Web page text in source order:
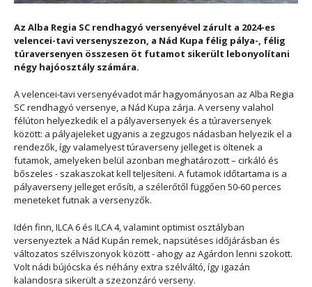
Az Alba Regia SC rendhagyó versenyével zárult a 2024-es
velencei-tavi versenyszezon, a Nád Kupa félig pálya-, félig
túraversenyen összesen öt futamot sikerült lebonyolítani
négy hajóosztály számára.
A velencei-tavi versenyévadot már hagyományosan az Alba Regia
SC rendhagyó versenye, a Nád Kupa zárja. A verseny valahol
félúton helyezkedik el a pályaversenyek és a túraversenyek
között: a pályajeleket ugyanis a zegzugos nádasban helyezik el a
rendezők, így valamelyest túraverseny jelleget is öltenek a
futamok, amelyeken belül azonban meghatározott – cirkáló és
bőszeles - szakaszokat kell teljesíteni. A futamok időtartama is a
pályaverseny jelleget erősíti, a szélerőtől függően 50-60 perces
meneteket futnak a versenyzők.
Idén finn, ILCA 6 és ILCA 4, valamint optimist osztályban
versenyeztek a Nád Kupán remek, napsütéses időjárásban és
változatos szélviszonyok között - ahogy az Agárdon lenni szokott.
Volt nádi bújócska és néhány extra szélváltó, így igazán
kalandosra sikerült a szezonzáró verseny.